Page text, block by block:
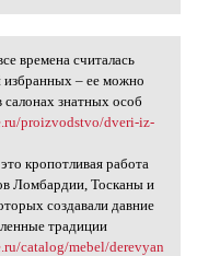
во все
времена считалась
– ее можно
салонах знатных особ
proizvodstvo/dveri-iz-
кропотливая работа
Ломбардии, Тосканы и
создавали давние
традиции
catalog/mebel/derevyan